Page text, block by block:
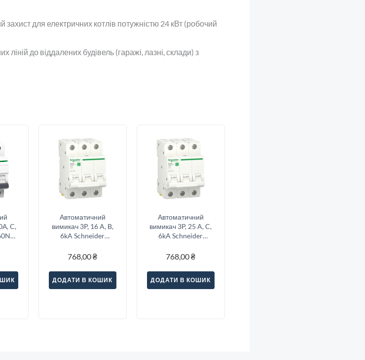
захист для електричних котлів потужністю 24 кВт (робочий
ліній до віддалених будівель (гаражі, лазні, склади) з
C,
Автоматичний
вимикач 3P, 16 A, B,
6kA Schneider
768,00₴
ДОДАТИ В КОШИК
Автоматичний
вимикач 3P, 25 A, C,
6kA Schneider
768,00₴
ДОДАТИ В КОШИК